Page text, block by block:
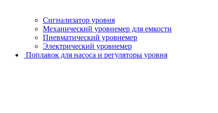
Сигнализатор уровня
Механический уровнемер для емкости
Пневматический уровнемер
Электрический уровнемер
Поплавок для насоса и регуляторы уровня